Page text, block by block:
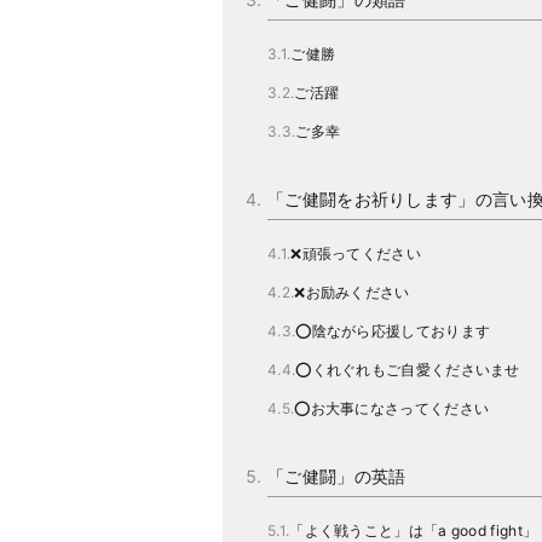
ご健勝
ご活躍
ご多幸
「ご健闘をお祈りします」の言い
❌頑張ってください
❌お励みください
⭕陰ながら応援しております
⭕くれぐれもご自愛くださいませ
⭕お大事になさってください
「ご健闘」の英語
「よく戦うこと」は「a good fight」